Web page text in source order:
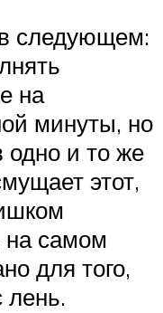
следующем:
на
минуты, но
одно и то же
этот,
на самом
для того,
лень.